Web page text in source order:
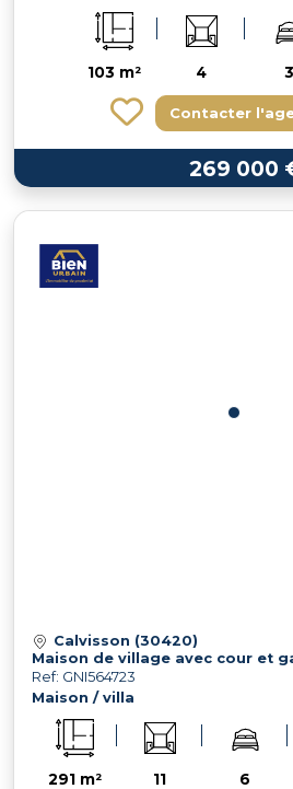
103 m² 4 3
Contacter
269 000
Calvisson (30420)
Maison de village avec cour et
Ref: GNI564723
Maison / villa
291 m² 11 6